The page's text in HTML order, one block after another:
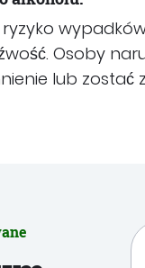
Osoby
lub zostać